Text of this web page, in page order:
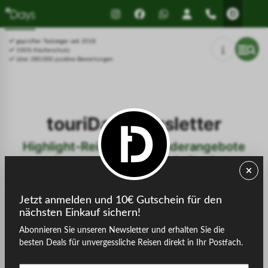
Drücken Sie Alt+1 für den
Bildschirmlesemodus, Alt+0 zum
Abbrechen
Leitfaden für barrierefreie
Bildschirmlesegeräte, Feedback
und Fehlerberichte | Neues
Fenstergeprüfter Testsieger seit 2018
100% Käuferschutz
über 280.000 positive Bewertungen
touriDat-Newsletter
Highlight-Reisen und Sonderangebote
bequem als Erster erhalten!
Freuen Sie sich auf viele tolle Angebote und
Inspirationen für Ihren nächsten Urlaub
Jetzt anmelden und 10€ Gutschein für den
nächsten Einkauf sichern!
Abonnieren Sie unseren Newsletter und erhalten Sie die
besten Deals für unvergessliche Reisen direkt in Ihr Postfach.